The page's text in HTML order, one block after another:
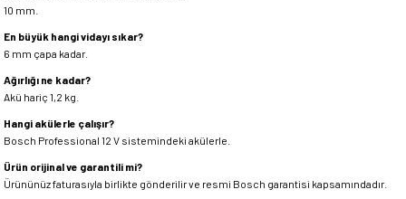
10 mm.
En büyük hangi vidayı sıkar?
6 mm çapa kadar.
Ağırlığı ne kadar?
Akü hariç 1,2 kg.
Hangi akülerle çalışır?
Bosch Professional 12 V sistemindeki akülerle.
Ürün orijinal ve garantili mi?
Ürününüz faturasıyla birlikte gönderilir ve resmi Bosch garantisi kapsamındadır.